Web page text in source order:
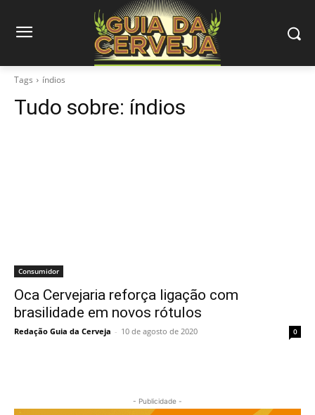
Tags índios
Tudo sobre: índios
Consumidor
Oca Cervejaria reforça ligação com
brasilidade em novos rótulos
Redação Guia da Cerveja - 10 de agosto de 2020 0
- Publicidade -